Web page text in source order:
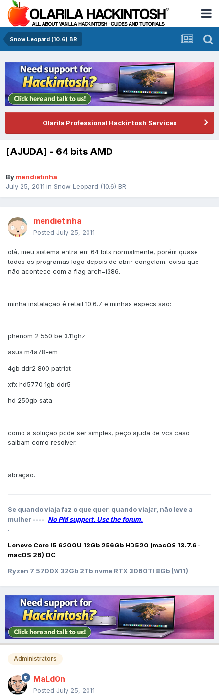
Snow Leopard (10.6) BR
Olarila Professional Hackintosh Services
[AJUDA] - 64 bits AMD
By mendietinha
July 25, 2011 in Snow Leopard (10.6) BR
mendietinha
Posted July 25, 2011
olá, meu sistema entra em 64 bits normalmente, porém quase
todos os programas logo depois de abrir congelam. coisa que
não acontece com a flag arch=i386.
minha instalação é retail 10.6.7 e minhas especs são:
phenom 2 550 be 3.11ghz
asus m4a78-em
4gb ddr2 800 patriot
xfx hd5770 1gb ddr5
hd 250gb sata
como a solução pode ser simples, peço ajuda de vcs caso
saibam como resolver.
abração.
Se quando viaja faz o que quer, quando viajar, não leve a
mulher ---- No PM support. Use the forum.
.
Lenovo Core I5 6200U 12Gb 256Gb HD520 (macOS 13.7.6 -
macOS 26) OC
Ryzen 7 5700X 32Gb 2Tb nvme RTX 3060TI 8Gb (W11)
Administrators
MaLd0n
Posted July 25, 2011